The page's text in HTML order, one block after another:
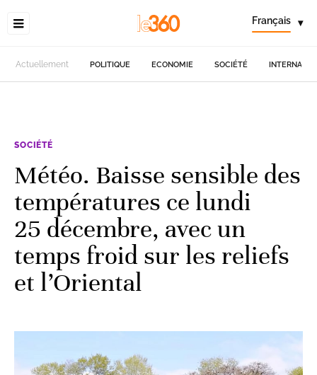
Français ▾
Actuellement POLITIQUE ECONOMIE SOCIÉTÉ
SOCIÉTÉ
Météo. Baisse sensible des
températures ce lundi
25 décembre, avec un
temps froid sur les reliefs
et l’Oriental